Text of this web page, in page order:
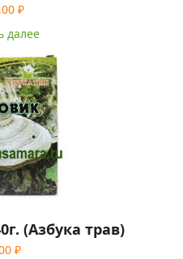
₽
далее
(Азбука трав)
₽